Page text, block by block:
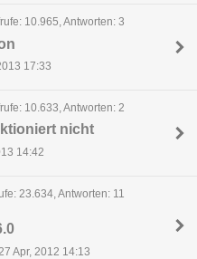
10.965, Antworten: 3
17:33
10.633, Antworten: 2
nicht
14:42
23.634, Antworten: 11
Apr, 2012 14:13